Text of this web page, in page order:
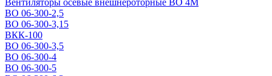
Вентиляторы осевые внешнероторные ВО 4М
ВО 06-300-2,5
ВО 06-300-3,15
ВКК-100
ВО 06-300-3,5
ВО 06-300-4
ВО 06-300-5